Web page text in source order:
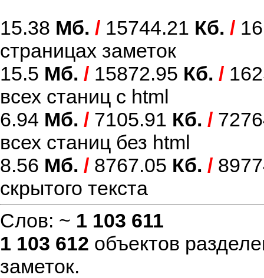
15.38 Мб. / 15744.21 Кб. /
страницах заметок
15.5 Мб. / 15872.95 Кб. /
всех станиц с html
6.94 Мб. / 7105.91 Кб. /
всех станиц без html
8.56 Мб. / 8767.05 Кб. /
скрытого текста
Слов: ~ 1 103 611
1 103 612 объектов
заметок.